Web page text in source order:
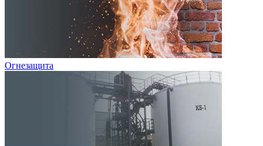
Огнезащита